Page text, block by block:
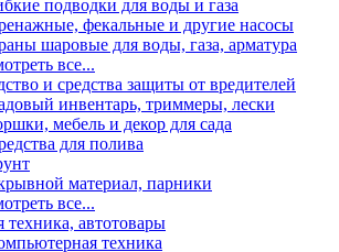
подводки для воды и газа
фекальные и другие насосы
шаровые для воды, газа, арматура
все...
и средства защиты от вредителей
инвентарь, триммеры, лески
мебель и декор для сада
для полива
материал, парники
все...
техника, автотовары
техника